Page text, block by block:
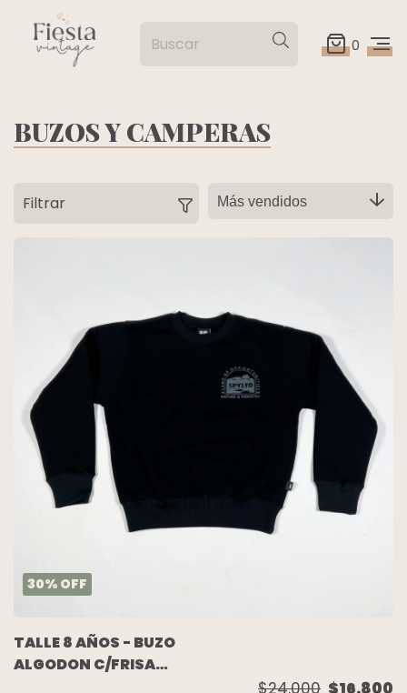
0
BUZOS Y CAMPERAS
Filtrar
30% OFF
TALLE 8 AÑOS - BUZO
ALGODON C/FRISA
$24.000 $16.800